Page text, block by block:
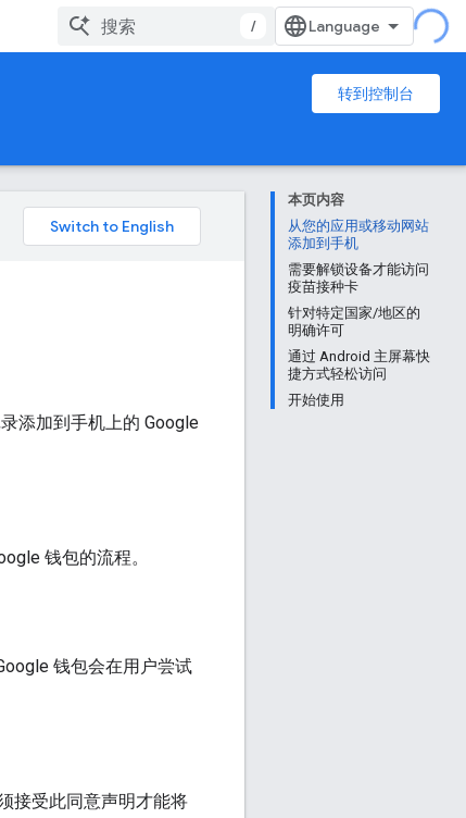
/
转到控制台
本页内容
从您的应用或移动网站
添加到手机
需要解锁设备才能访问
疫苗接种卡
针对特定国家/地区的
明确许可
通过 Android 主屏幕快
捷方式轻松访问
开始使用
添加到手机上的 Google
钱包的流程。
钱包会在用户尝试
接受此同意声明才能将